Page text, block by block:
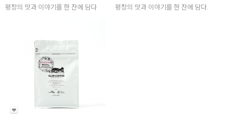
평창의 맛과 이야기를 한 잔에 담다
평창의 맛과 이야기를 한 잔에 담다.